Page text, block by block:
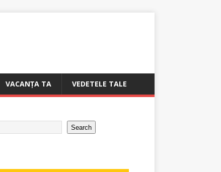
VACANȚA TA VEDETELE TALE
Search